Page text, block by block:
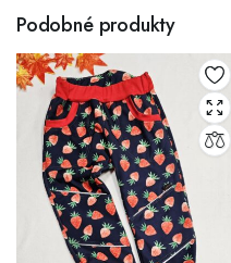
Podobné produkty